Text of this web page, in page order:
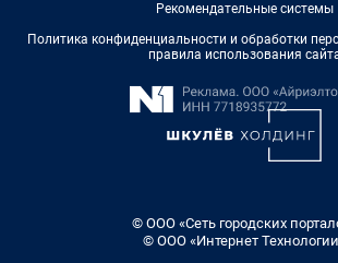
Рекомендательные системы
Политика конфиденциальности и обработки
правила использования
© ООО «Сеть городских
© ООО «Интернет